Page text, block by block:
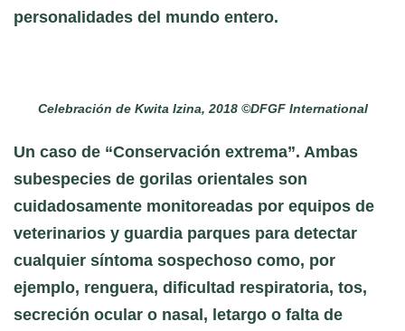
personalidades del mundo entero.
Celebración de Kwita Izina, 2018 ©DFGF International
Un caso de “Conservación extrema”. Ambas
subespecies de gorilas orientales son
cuidadosamente monitoreadas por equipos de
veterinarios y guardia parques para detectar
cualquier síntoma sospechoso como, por
ejemplo, renguera, dificultad respiratoria, tos,
secreción ocular o nasal, letargo o falta de